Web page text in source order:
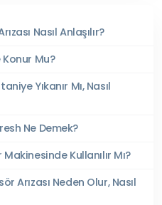
Nasıl Anlaşılır?
Mu?
Yıkanır Mı, Nasıl
Ne Demek?
Kullanılır Mı?
Arızası Neden Olur, Nasıl